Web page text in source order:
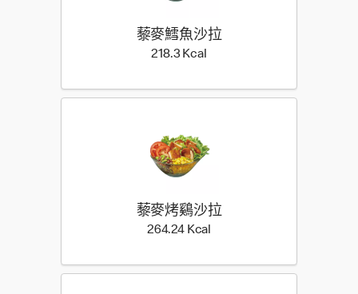
藜麥鱈魚沙拉
218.3 Kcal
藜麥烤鷄沙拉
264.24 Kcal